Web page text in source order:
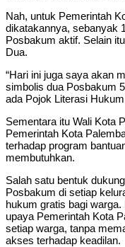
Nah, untuk Pemerintah
dikatakannya, sebanyak
Posbakum aktif. Selain
Dua.
“Hari ini juga saya akan
simbolis dua Posbakum
ada Pojok Literasi
Sementara itu Wali Kota
Pemerintah Kota
terhadap program
membutuhkan.
Salah satu bentuk
Posbakum di setiap
hukum gratis bagi
upaya Pemerintah Kota
setiap warga, tanpa
akses terhadap keadilan.